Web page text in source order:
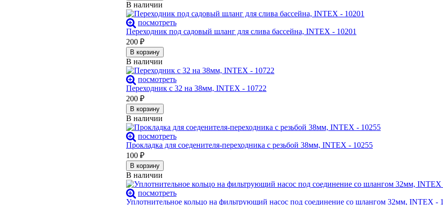
В наличии
посмотреть
Переходник под садовый шланг для слива бассейна, INTEX - 10201
200 ₽
В корзину
В наличии
посмотреть
Переходник с 32 на 38мм, INTEX - 10722
200 ₽
В корзину
В наличии
посмотреть
Прокладка для соеденителя-переходника с резьбой 38мм, INTEX - 10255
100 ₽
В корзину
В наличии
посмотреть
Уплотнительное кольцо на фильтрующий насос под соединение со шлангом 32мм, INTEX -